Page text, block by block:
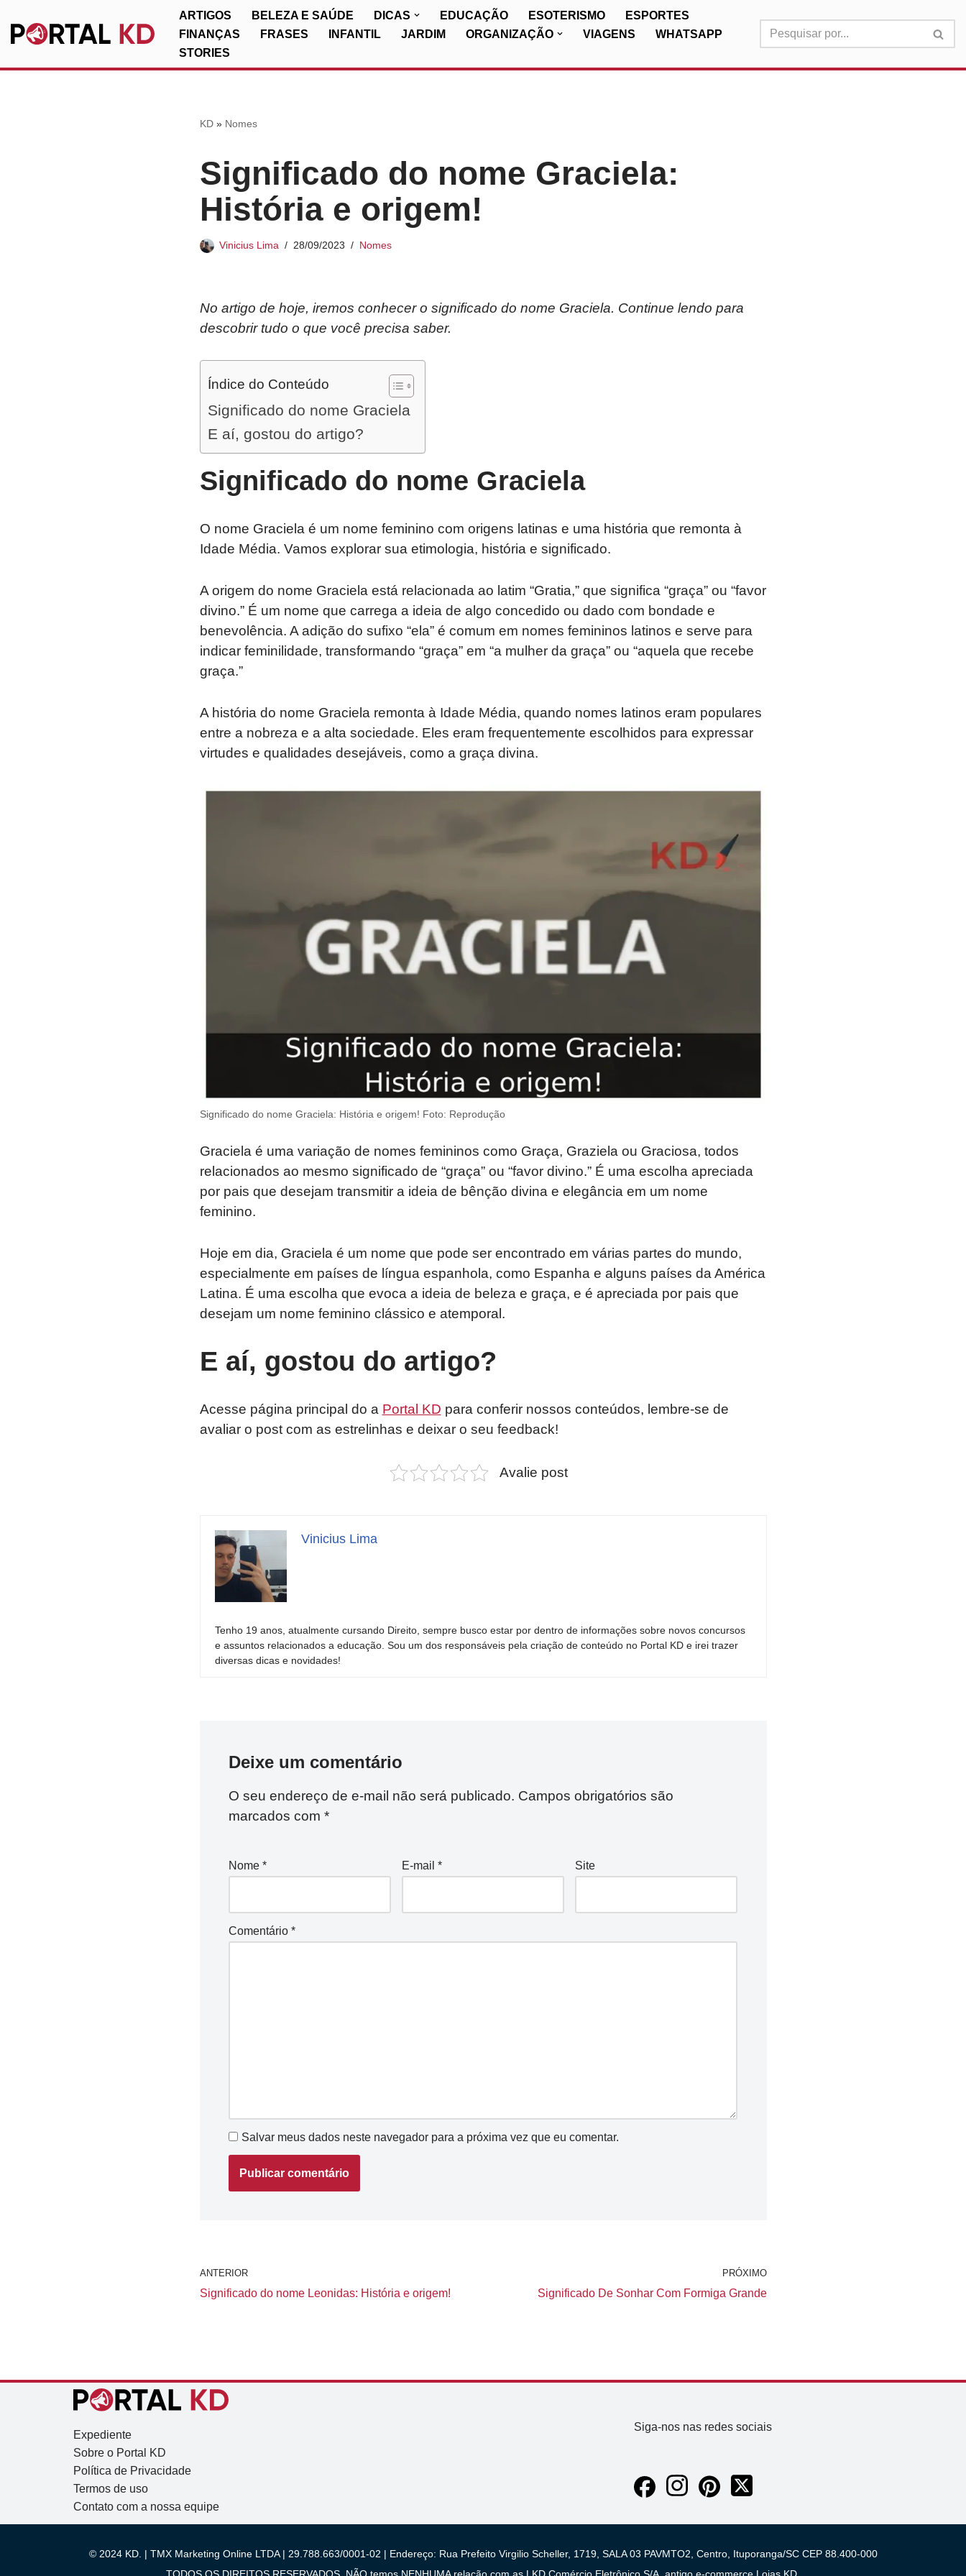
Pular
ARTIGOS BELEZA E SAÚDE DICAS EDUCAÇÃO ESOTERISMO
ESPORTES
FINANÇAS
FRASES INFANTIL JARDIM ORGANIZAÇÃO VIAGENS
WHATSAPP
STORIES
KD» Nomes
Significado do nome Graciela:
História e origem!
Vinicius Lima 28/09/2023 Nomes
No artigo de hoje, iremos conhecer o significado do nome Graciela. Continue lendo para
descobrir tudo o que você precisa saber.
Índice do Conteúdo
Significado do nome Graciela
E aí, gostou do artigo?
Significado do nome Graciela
O nome Graciela é um nome feminino com origens latinas e uma história que remonta à
Idade Média. Vamos explorar sua etimologia, história e significado.
A origem do nome Graciela está relacionada ao latim “Gratia,” que significa “graça” ou “favor
divino.” É um nome que carrega a ideia de algo concedido ou dado com bondade e
benevolência. A adição do sufixo “ela” é comum em nomes femininos latinos e serve para
indicar feminilidade, transformando “graça” em “a mulher da graça” ou “aquela que recebe
graça.”
A história do nome Graciela remonta à Idade Média, quando nomes latinos eram populares
entre a nobreza e a alta sociedade. Eles eram frequentemente escolhidos para expressar
virtudes e qualidades desejáveis, como a graça divina.
Significado do nome Graciela: História e origem! Foto: Reprodução
Graciela é uma variação de nomes femininos como Graça, Graziela ou Graciosa, todos
relacionados ao mesmo significado de “graça” ou “favor divino.” É uma escolha apreciada
por pais que desejam transmitir a ideia de bênção divina e elegância em um nome
feminino.
Hoje em dia, Graciela é um nome que pode ser encontrado em várias partes do mundo,
especialmente em países de língua espanhola, como Espanha e alguns países da América
Latina. É uma escolha que evoca a ideia de beleza e graça, e é apreciada por pais que
desejam um nome feminino clássico e atemporal.
E aí, gostou do artigo?
Acesse página principal do a Portal KD para conferir nossos conteúdos, lembre-se de
avaliar o post com as estrelinhas e deixar o seu feedback!
Avalie post
Vinicius Lima
Tenho 19 anos, atualmente cursando Direito, sempre busco estar por dentro de informações sobre novos concursos
e assuntos relacionados a educação. Sou um dos responsáveis pela criação de conteúdo no Portal KD e irei trazer
diversas dicas e novidades!
Deixe um comentário
O seu endereço de e-mail não será publicado. Campos obrigatórios são
marcados com *
Nome * E-mail * Site
Comentário *
Salvar meus dados neste navegador para a próxima vez que eu comentar.
ANTERIOR
Significado do nome Leonidas: História e origem!
PRÓXIMO
Significado De Sonhar Com Formiga Grande
Expediente
Sobre o Portal KD
Política de Privacidade
Termos de uso
Contato com a nossa equipe
Siga-nos nas redes sociais
© 2024 KD. | TMX Marketing Online LTDA | 29.788.663/0001-02 | Endereço: Rua Prefeito Virgilio Scheller, 1719, SALA 03 PAVMTO2, Centro, Ituporanga/SC CEP 88.400-000